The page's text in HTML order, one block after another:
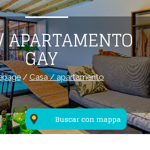
Buscar con mappa
APARTAMENTO
GAY
/Casa / apartamento